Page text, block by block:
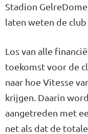
Stadion
laten weten de
Los van alle
toekomst voor de
naar hoe Vitesse
krijgen. Daarin
aangetreden met
net als dat de